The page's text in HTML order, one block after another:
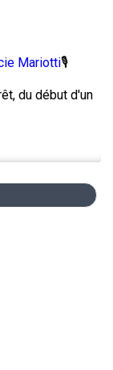
Mariotti🎙
du début d'un